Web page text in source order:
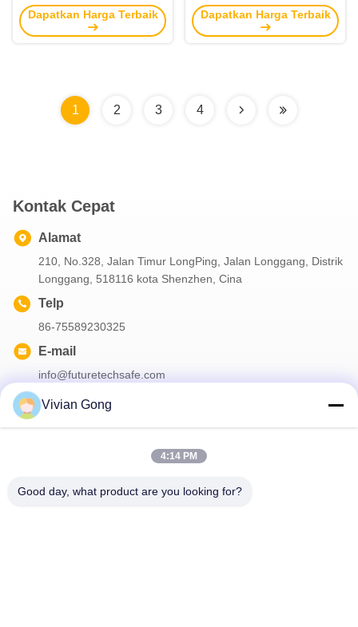
dapat diisi ulang untuk
Aktivitas Luar Ruangan
Dapatkan Harga Terbaik
berkemah hiking dan
kegiatan di luar ruangan
Dapatkan Harga Terbaik
1 2 3 4
Kontak Cepat
Alamat
210, No.328, Jalan Timur LongPing, Jalan Longgang, Distrik
Longgang, 518116 kota Shenzhen, Cina
Telp
86-75589230325
E-mail
info@futuretechsafe.com
Langganan buletin kami untuk diskon dan banyak lagi.
Vivian Gong
4:14 PM
Good day, what product are you looking for?